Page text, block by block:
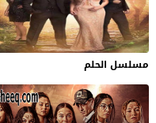
مسلسل الحلم